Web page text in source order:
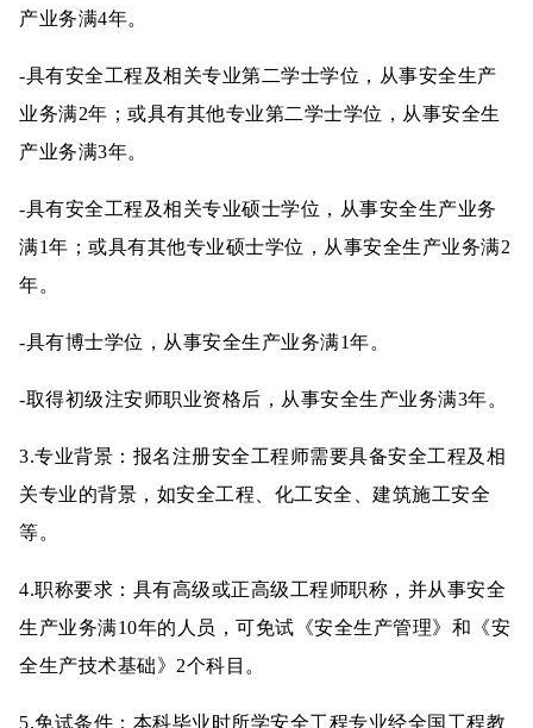
产业务满4年。
-具有安全工程及相关专业第二学士学位，从事安全生产
业务满2年；或具有其他专业第二学士学位，从事安全生
产业务满3年。
-具有安全工程及相关专业硕士学位，从事安全生产业务
满1年；或具有其他专业硕士学位，从事安全生产业务满2
年。
-具有博士学位，从事安全生产业务满1年。
-取得初级注安师职业资格后，从事安全生产业务满3年。
3.专业背景：报名注册安全工程师需要具备安全工程及相
关专业的背景，如安全工程、化工安全、建筑施工安全
等。
4.职称要求：具有高级或正高级工程师职称，并从事安全
生产业务满10年的人员，可免试《安全生产管理》和《安
全生产技术基础》2个科目。
5.免试条件：本科毕业时所学安全工程专业经全国工程教